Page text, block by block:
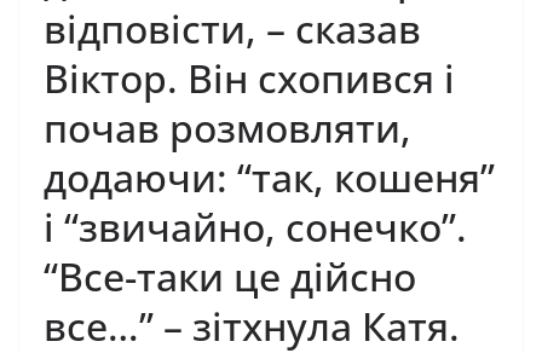
відповісти, – сказав
Віктор. Він схопився і
почав розмовляти,
додаючи: “так, кошеня”
і “звичайно, сонечко”.
“Все-таки це дійсно
все…” – зітхнула Катя.